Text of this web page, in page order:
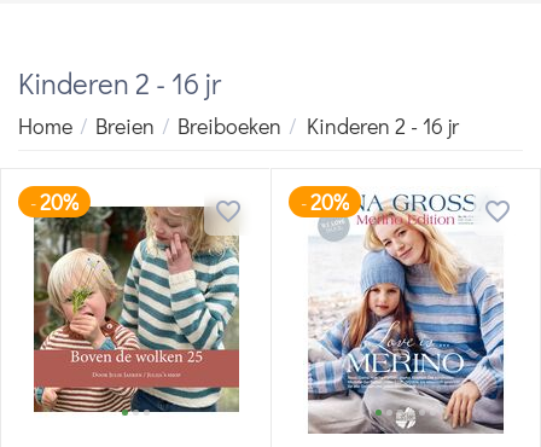
Kinderen 2 - 16 jr
Home / Breien / Breiboeken / Kinderen 2 - 16 jr
-20% -20%